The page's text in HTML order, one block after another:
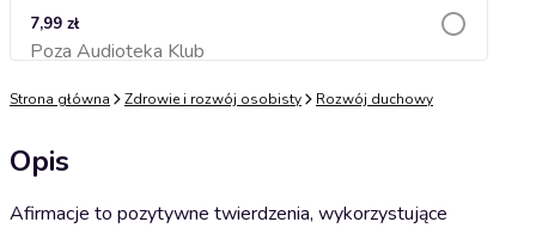
7,99 zł
Poza Audioteka KlubDodaj do koszyka
Strona główna Zdrowie i rozwój osobisty Rozwój duchowy
Opis
Afirmacje to pozytywne twierdzenia, wykorzystujące